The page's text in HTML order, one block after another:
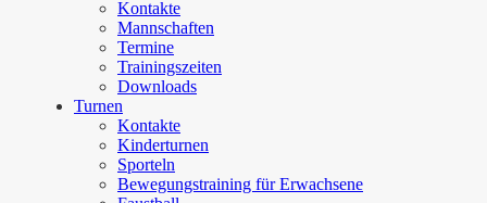
Kontakte
Mannschaften
Termine
Trainingszeiten
Downloads
Turnen
Kontakte
Kinderturnen
Sporteln
Bewegungstraining für Erwachsene